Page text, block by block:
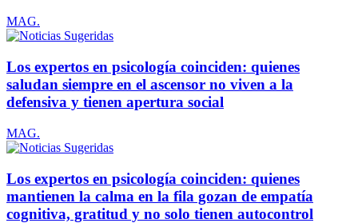
MAG.
Los expertos en psicología coinciden: quienes
saludan siempre en el ascensor no viven a la
defensiva y tienen apertura social
MAG.
Los expertos en psicología coinciden: quienes
mantienen la calma en la fila gozan de empatía
cognitiva, gratitud y no solo tienen autocontrol